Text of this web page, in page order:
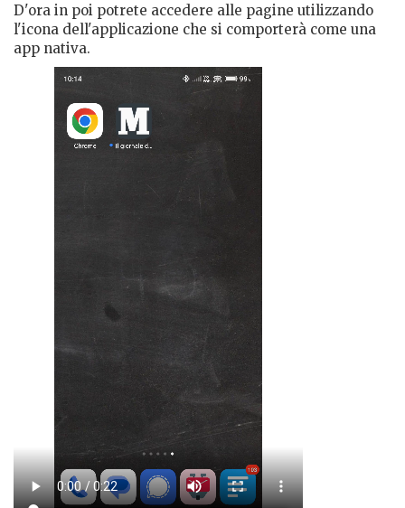
D'ora in poi potrete accedere alle pagine utilizzando
l'icona dell'applicazione che si comporterà come una
app nativa.